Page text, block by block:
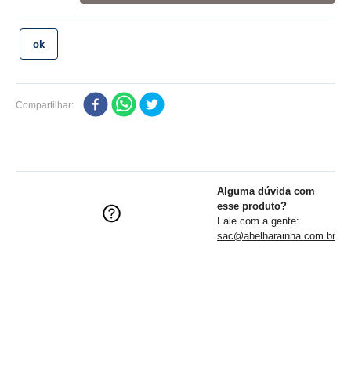
Compartilhar
Alguma dúvida com
esse produto?
Fale com a gente:
sac@abelharainha.com.br